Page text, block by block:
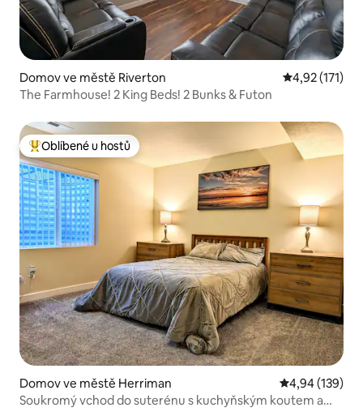
Domov ve městě Riverton Průměrné
4,92 (171)
The Farmhouse! 2 King Beds! 2 Bunks & Futon
Nejlepší v kategorii Oblíbené u hostů
Oblíbené u hostů
Domov ve městě Herriman Průměrné
4,94 (139)
Soukromý vchod do suterénu s kuchyňským koutem a